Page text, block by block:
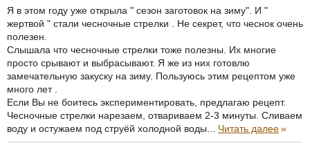
Я в этом году уже открыла " сезон заготовок на зиму". И "
жертвой " стали чесночные стрелки . Не секрет, что чеснок очень
полезен.
Слышала что чесночные стрелки тоже полезны. Их многие
просто срывают и выбрасывают. Я же из них готовлю
замечательную закуску на зиму. Пользуюсь этим рецептом уже
много лет .
Если Вы не боитесь экспериментировать, предлагаю рецепт.
Чесночные стрелки нарезаем, отвариваем 2-3 минуты. Сливаем
воду и остужаем под струёй холодной воды... Читать далее»